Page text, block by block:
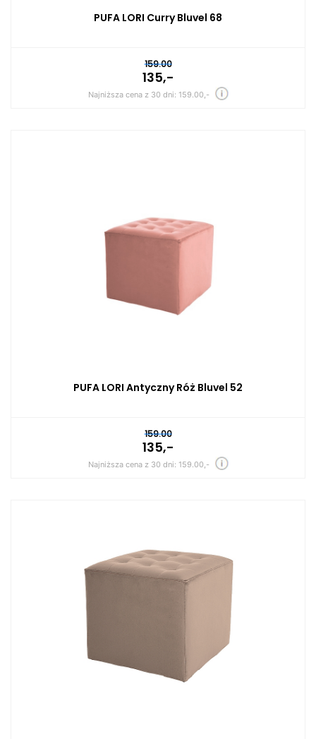
PUFA LORI Curry Bluvel 68
159.00
135,-
Najniższa cena z 30 dni: 159.00,-
PUFA LORI Antyczny Róż Bluvel 52
159.00
135,-
Najniższa cena z 30 dni: 159.00,-